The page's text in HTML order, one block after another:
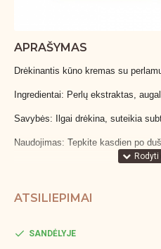
APRAŠYMAS
Drėkinantis kūno kremas su
Ingredientai: Perlų ekstraktas,
Savybės: Ilgai drėkina, suteikia
Naudojimas: Tepkite kasdien po
ATSILIEPIMAI
SANDĖLYJE